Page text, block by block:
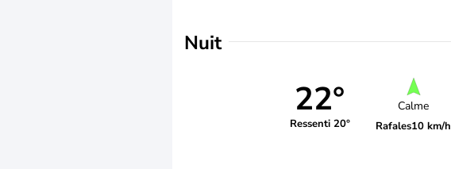
Nuit
22°
Ressenti 20°
Calme
Rafales10 km/h